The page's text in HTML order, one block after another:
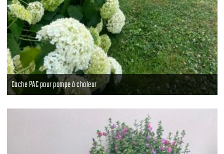
Cache PAC pour pompe à chaleur